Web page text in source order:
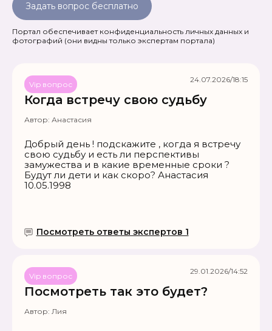
Задать вопрос бесплатно
Портал обеспечивает конфиденциальность личных данных и
фотографий (они видны только экспертам портала)
Когда встречу свою судьбу
Vip вопрос
Автор: Анастасия
Добрый день ! подскажите , когда я встречу
свою судьбу и есть ли перспективы
замужества и в какие временные сроки ?
Будут ли дети и как скоро? Анастасия
10.05.1998
Посмотреть ответы экспертов 1
24.07.2026/18:15
Посмотреть так это будет?
Vip вопрос
Автор: Лия
29.01.2026/14:52